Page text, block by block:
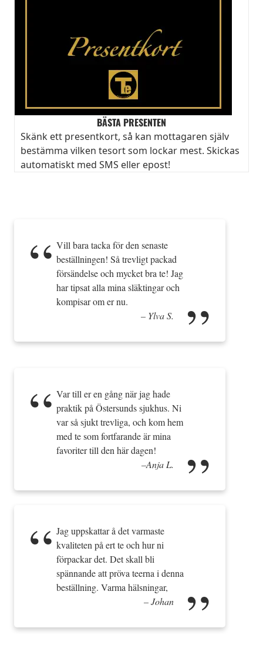
BÄSTA PRESENTEN
Skänk ett presentkort, så kan mottagaren själv
bestämma vilken tesort som lockar mest. Skickas
automatiskt med SMS eller epost!
Vill bara tacka för den senaste
beställningen! Så trevligt packad
försändelse och mycket bra te! Jag
har tipsat alla mina släktingar och
kompisar om er nu.
Ylva S.
Var till er en gång när jag hade
praktik på Östersunds sjukhus. Ni
var så sjukt trevliga, och kom hem
med te som fortfarande är mina
favoriter till den här dagen!
Anja L.
Jag uppskattar å det varmaste
kvaliteten på ert te och hur ni
förpackar det. Det skall bli
spännande att pröva teerna i denna
beställning. Varma hälsningar,
Johan